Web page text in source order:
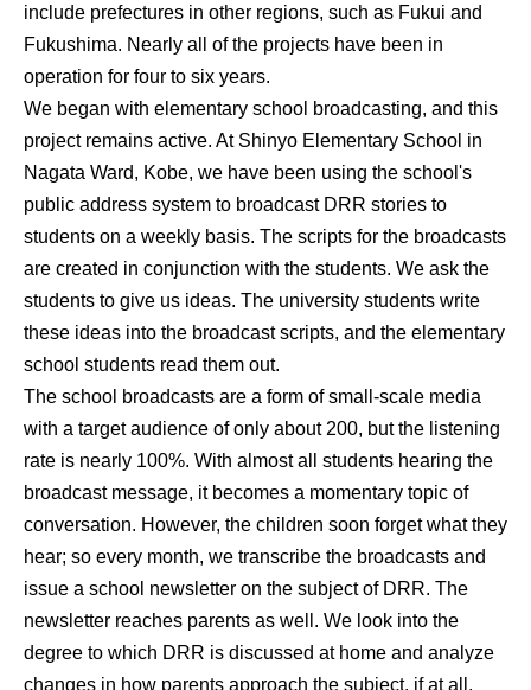
include prefectures in other regions, such as Fukui and
Fukushima. Nearly all of the projects have been in
operation for four to six years.
We began with elementary school broadcasting, and this
project remains active. At Shinyo Elementary School in
Nagata Ward, Kobe, we have been using the school's
public address system to broadcast DRR stories to
students on a weekly basis. The scripts for the broadcasts
are created in conjunction with the students. We ask the
students to give us ideas. The university students write
these ideas into the broadcast scripts, and the elementary
school students read them out.
The school broadcasts are a form of small-scale media
with a target audience of only about 200, but the listening
rate is nearly 100%. With almost all students hearing the
broadcast message, it becomes a momentary topic of
conversation. However, the children soon forget what they
hear; so every month, we transcribe the broadcasts and
issue a school newsletter on the subject of DRR. The
newsletter reaches parents as well. We look into the
degree to which DRR is discussed at home and analyze
changes in how parents approach the subject, if at all.